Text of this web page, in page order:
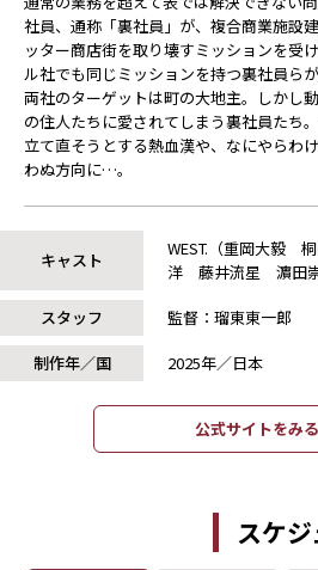
社員、通称「裏社員」が、複合商業施設
ッター商店街を取り壊すミッションを受
ル社でも同じミッションを持つ裏社員ら
両社のターゲットは町の大地主。しかし
の住人たちに愛されてしまう裏社員たち
立て直そうとする熱血漢や、なにやらわ
わぬ方向に…。
キャスト
WEST.（重岡大毅
洋 藤井流星 濵田
スタッフ
監督：瑠東東一郎
制作年／国
2025年／日本
公式サイトをみる​​
スケ